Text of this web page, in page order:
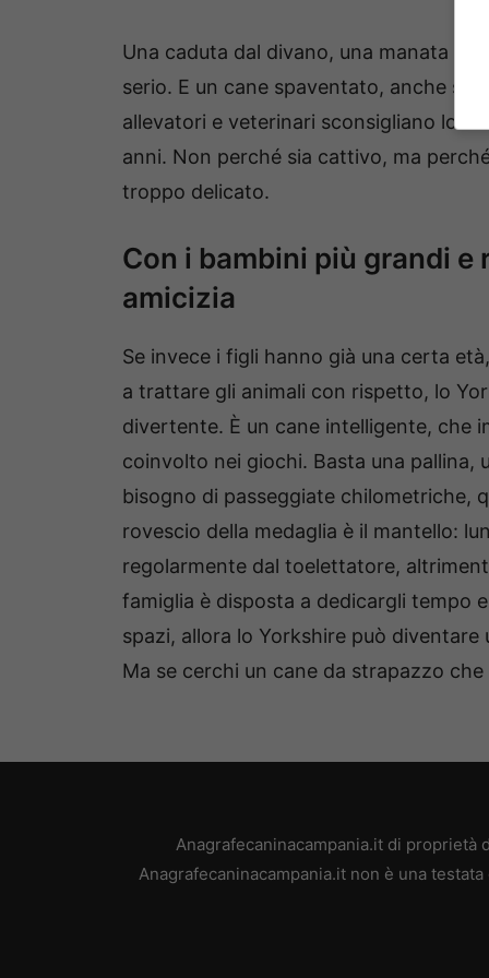
Una caduta dal divano, una manata un
serio. E un cane spaventato, anche se
allevatori e veterinari sconsigliano lo
anni. Non perché sia cattivo, ma
troppo delicato.
Con i bambini più grandi
amicizia
Se invece i figli hanno già una certa
a trattare gli animali con rispetto, lo
divertente. È un cane intelligente, che
coinvolto nei giochi. Basta una pallina,
bisogno di passeggiate chilometriche,
rovescio della medaglia è il mantello:
regolarmente dal toelettatore,
famiglia è disposta a dedicargli tempo
spazi, allora lo Yorkshire può
Ma se cerchi un cane da strapazzo
Anagrafecaninacampania.it di proprietà
Anagrafecaninacampania.it non è una